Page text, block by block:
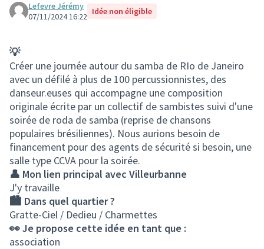
Lefevre Jérémy
07/11/2024 16:22 Idée non éligible
💡
Créer une journée autour du samba de RIo de Janeiro
avec un défilé à plus de 100 percussionnistes, des
danseur.euses qui accompagne une composition
originale écrite par un collectif de sambistes suivi d'une
soirée de roda de samba (reprise de chansons
populaires brésiliennes). Nous aurions besoin de
financement pour des agents de sécurité si besoin, une
salle type CCVA pour la soirée.
👤 Mon lien principal avec Villeurbanne
J'y travaille
🏙️ Dans quel quartier ?
Gratte-Ciel / Dedieu / Charmettes
👀 Je propose cette idée en tant que :
association